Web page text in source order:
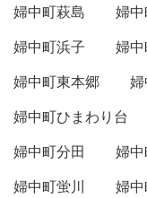
婦中町萩島
婦
婦中町浜子
婦
婦中町東本郷
婦中町ひまわり台
婦中町分田
婦
婦中町蛍川
婦